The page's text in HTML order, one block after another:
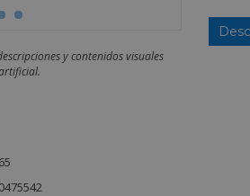
y contenidos visuales